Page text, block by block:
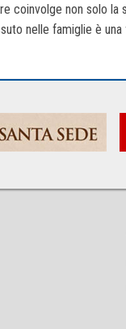
coinvolge non solo la
nelle famiglie è